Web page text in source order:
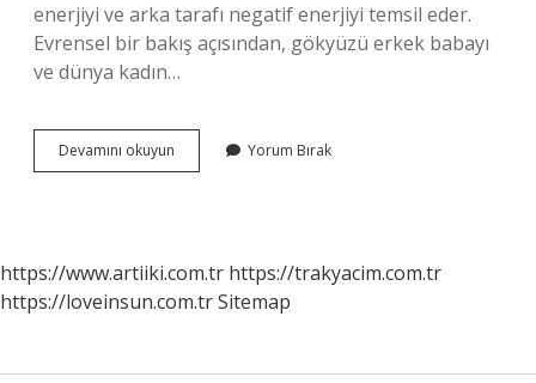
enerjiyi ve arka tarafı negatif enerjiyi temsil eder.
Evrensel bir bakış açısından, gökyüzü erkek babayı
ve dünya kadın…
Devamını okuyun
Neyi
Yorum Bırak
https://www.artiiki.com.tr https://trakyacim.com.tr
https://loveinsun.com.trSitemap